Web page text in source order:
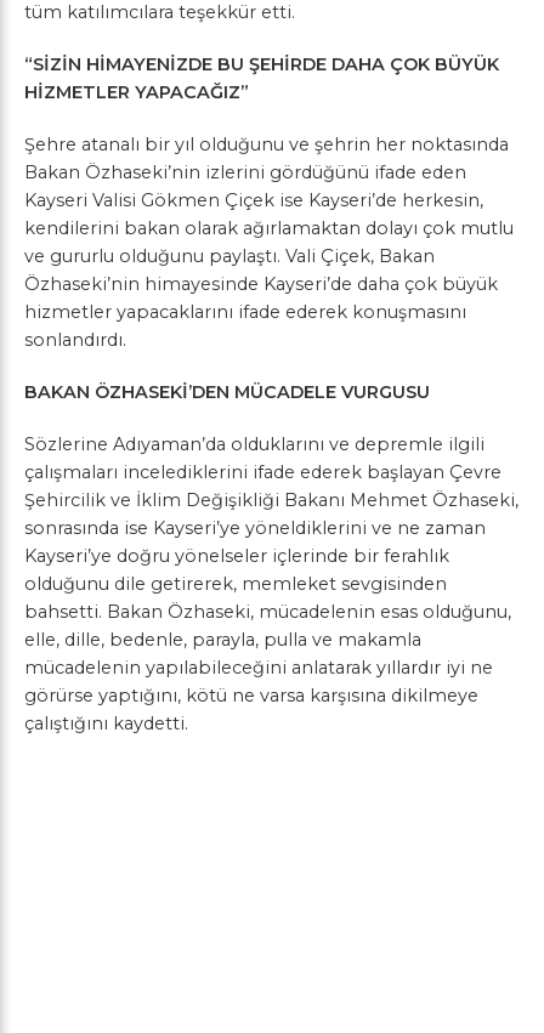
tüm katılımcılara teşekkür etti.
“SİZİN HİMAYENİZDE BU ŞEHİRDE DAHA ÇOK BÜYÜK
HİZMETLER YAPACAĞIZ”
Şehre atanalı bir yıl olduğunu ve şehrin her noktasında
Bakan Özhaseki’nin izlerini gördüğünü ifade eden
Kayseri Valisi Gökmen Çiçek ise Kayseri’de herkesin,
kendilerini bakan olarak ağırlamaktan dolayı çok mutlu
ve gururlu olduğunu paylaştı. Vali Çiçek, Bakan
Özhaseki’nin himayesinde Kayseri’de daha çok büyük
hizmetler yapacaklarını ifade ederek konuşmasını
sonlandırdı.
BAKAN ÖZHASEKİ’DEN MÜCADELE VURGUSU
Sözlerine Adıyaman’da olduklarını ve depremle ilgili
çalışmaları incelediklerini ifade ederek başlayan Çevre
Şehircilik ve İklim Değişikliği Bakanı Mehmet Özhaseki,
sonrasında ise Kayseri’ye yöneldiklerini ve ne zaman
Kayseri’ye doğru yönelseler içlerinde bir ferahlık
olduğunu dile getirerek, memleket sevgisinden
bahsetti. Bakan Özhaseki, mücadelenin esas olduğunu,
elle, dille, bedenle, parayla, pulla ve makamla
mücadelenin yapılabileceğini anlatarak yıllardır iyi ne
görürse yaptığını, kötü ne varsa karşısına dikilmeye
çalıştığını kaydetti.